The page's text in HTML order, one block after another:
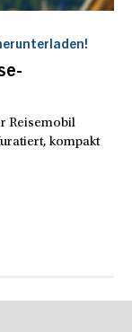
Reisemobil
kompakt